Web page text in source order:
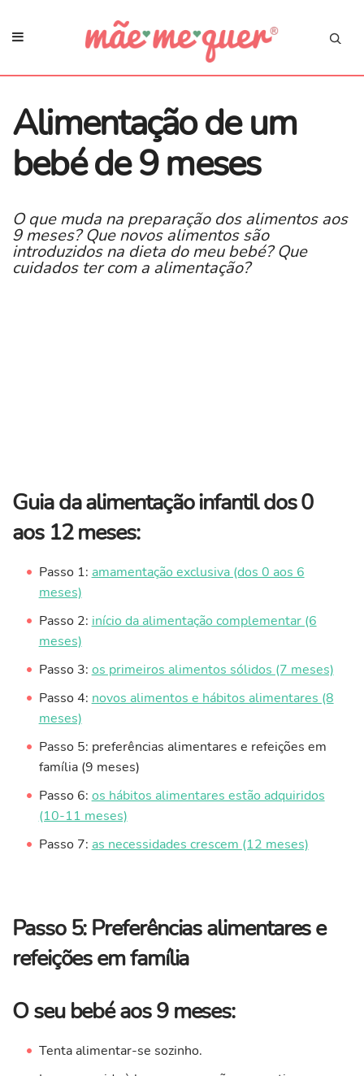
Alimentação de um
bebé de 9 meses
O que muda na preparação dos alimentos aos
9 meses? Que novos alimentos são
introduzidos na dieta do meu bebé? Que
cuidados ter com a alimentação?
Guia da alimentação infantil dos 0
aos 12 meses:
Passo 1: amamentação exclusiva (dos 0 aos 6
meses)
Passo 2: início da alimentação complementar (6
meses)
Passo 3: os primeiros alimentos sólidos (7 meses)
Passo 4: novos alimentos e hábitos alimentares (8
meses)
Passo 5: preferências alimentares e refeições em
família (9 meses)
Passo 6: os hábitos alimentares estão adquiridos
(10-11 meses)
Passo 7: as necessidades crescem (12 meses)
Passo 5: Preferências alimentares e
refeições em família
O seu bebé aos 9 meses:
Tenta alimentar-se sozinho.